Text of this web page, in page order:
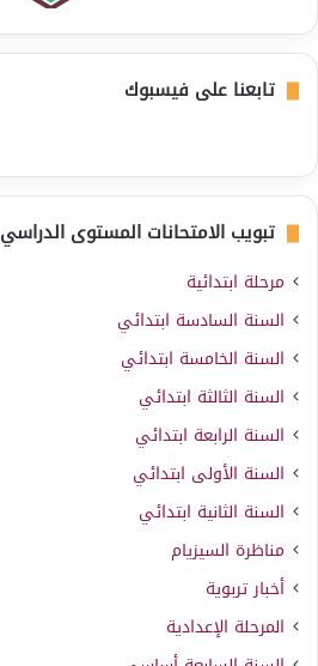
تابعنا على فيسبوك
تبويب الامتحانات المستوى الدراسي
مرحلة ابتدائية
السنة السادسة ابتدائي
السنة الخامسة ابتدائي
السنة الثالثة ابتدائي
السنة الرابعة ابتدائي
السنة الأولى ابتدائي
السنة الثانية ابتدائي
مناظرة السيزيام
أخبار تربوية
المرحلة الإعدادية